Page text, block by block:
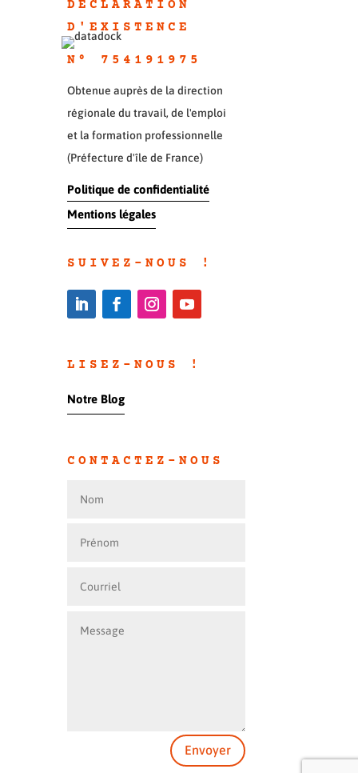
DÉCLARATION
D'EXISTENCE
N° 754191975
Obtenue auprès de la direction
régionale du travail, de l'emploi
et la formation professionnelle
(Préfecture d'île de France)
Politique de confidentialité
Mentions légales
SUIVEZ-NOUS !
LISEZ-NOUS !
Notre Blog
CONTACTEZ-NOUS
Envoyer